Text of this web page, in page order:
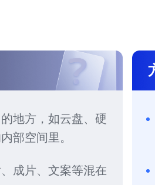
地方，如云盘、硬
部空间里。
成片、文案等混在